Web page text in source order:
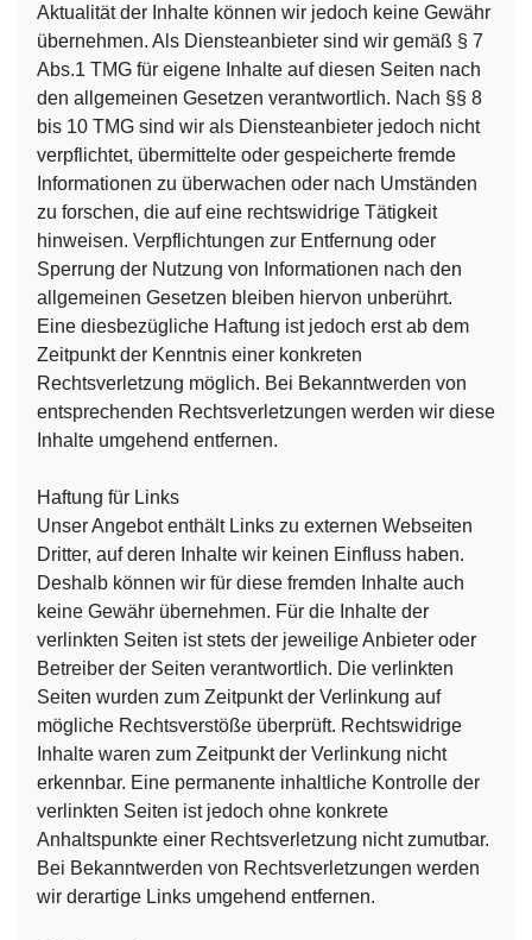
Aktualität der Inhalte können wir jedoch keine Gewähr
übernehmen. Als Diensteanbieter sind wir gemäß § 7
Abs.1 TMG für eigene Inhalte auf diesen Seiten nach
den allgemeinen Gesetzen verantwortlich. Nach §§ 8
bis 10 TMG sind wir als Diensteanbieter jedoch nicht
verpflichtet, übermittelte oder gespeicherte fremde
Informationen zu überwachen oder nach Umständen
zu forschen, die auf eine rechtswidrige Tätigkeit
hinweisen. Verpflichtungen zur Entfernung oder
Sperrung der Nutzung von Informationen nach den
allgemeinen Gesetzen bleiben hiervon unberührt.
Eine diesbezügliche Haftung ist jedoch erst ab dem
Zeitpunkt der Kenntnis einer konkreten
Rechtsverletzung möglich. Bei Bekanntwerden von
entsprechenden Rechtsverletzungen werden wir diese
Inhalte umgehend entfernen.
Haftung für Links
Unser Angebot enthält Links zu externen Webseiten
Dritter, auf deren Inhalte wir keinen Einfluss haben.
Deshalb können wir für diese fremden Inhalte auch
keine Gewähr übernehmen. Für die Inhalte der
verlinkten Seiten ist stets der jeweilige Anbieter oder
Betreiber der Seiten verantwortlich. Die verlinkten
Seiten wurden zum Zeitpunkt der Verlinkung auf
mögliche Rechtsverstöße überprüft. Rechtswidrige
Inhalte waren zum Zeitpunkt der Verlinkung nicht
erkennbar. Eine permanente inhaltliche Kontrolle der
verlinkten Seiten ist jedoch ohne konkrete
Anhaltspunkte einer Rechtsverletzung nicht zumutbar.
Bei Bekanntwerden von Rechtsverletzungen werden
wir derartige Links umgehend entfernen.